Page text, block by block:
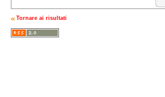
Tornare ai risultati